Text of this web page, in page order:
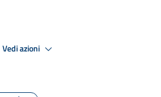
Vedi azioni